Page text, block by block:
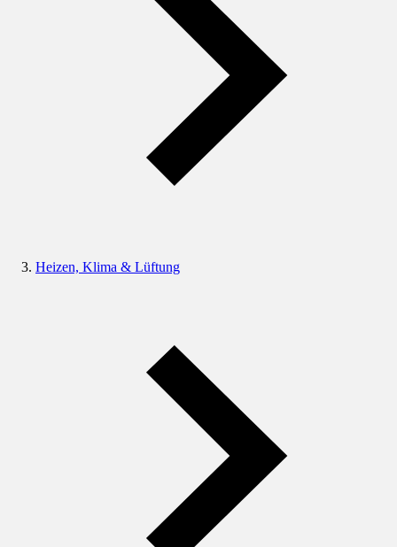
Heizen, Klima & Lüftung